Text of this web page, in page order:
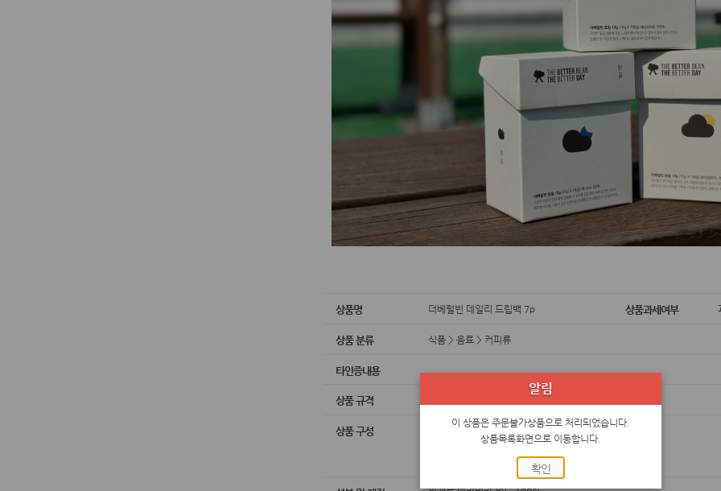
상품명 더베럴빈 데일리 드립백 7p 상품과세여부
상품 분류 식품 > 음료 > 커피류
타인증내용
상품 규격
상품 구성
맑음 -케냐 키리냐가 카공고 AB TOP 싱글
밝음 -케냐 키암부AA, 브라질,과테말라 블렌딩
흐림 -에티오피아 예가체프 아리차G1싱
알림
이 상품은 주문불가상품으로 처리되었습니다.
상품목록화면으로 이동합니다.